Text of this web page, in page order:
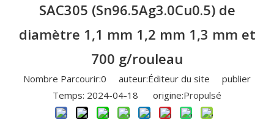
SAC305 (Sn96.5Ag3.0Cu0.5) de
diamètre 1,1 mm 1,2 mm 1,3 mm et
700 g/rouleau
Nombre Parcourir:0 auteur:Éditeur du site publier
Temps: 2024-04-18 origine:Propulsé